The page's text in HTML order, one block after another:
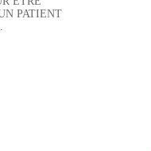
PATIENT